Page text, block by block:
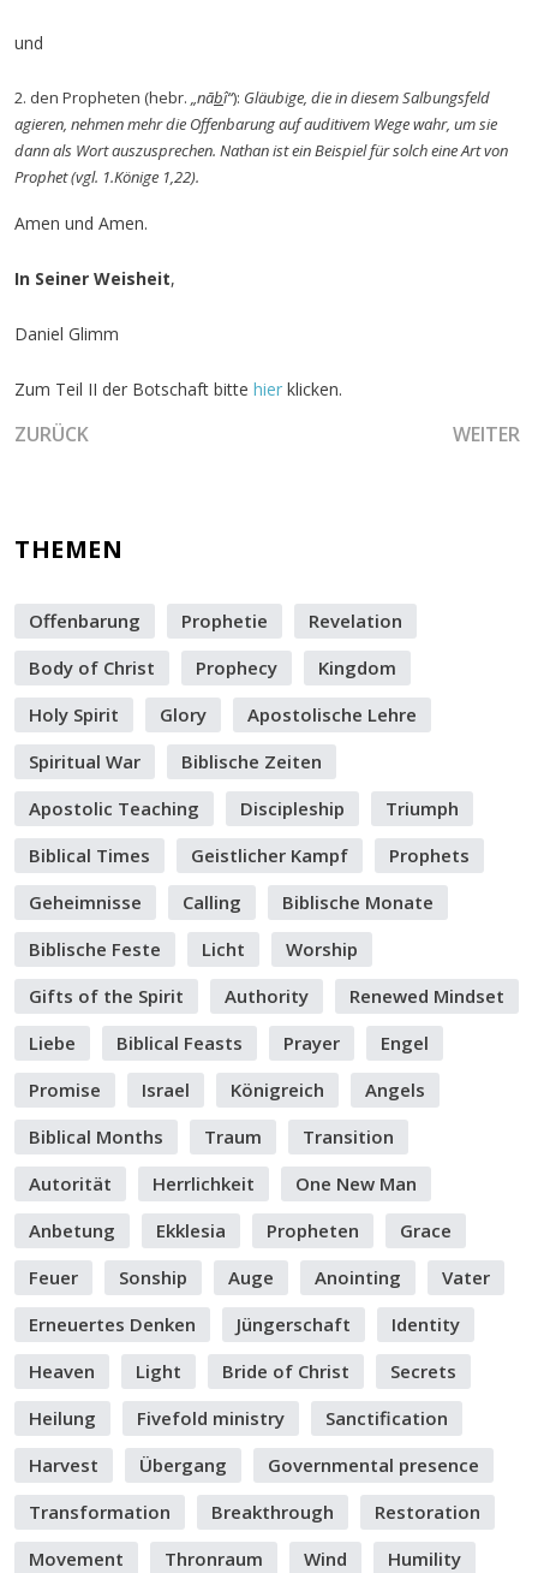
und
2. den Propheten (hebr. „nābî“): Gläubige, die in diesem Salbungsfeld
agieren, nehmen mehr die Offenbarung auf auditivem Wege wahr, um sie
dann als Wort auszusprechen. Nathan ist ein Beispiel für solch eine Art von
Prophet (vgl. 1.Könige 1,22).
Amen und Amen.
In Seiner Weisheit,
Daniel Glimm
Zum Teil II der Botschaft bitte hier klicken.
VORHERIGER BEITRAG: GOTTES BEWEGUNG ZWISCHEN
ZURÜCK WEITER
THEMEN
Offenbarung Prophetie
Revelation
Body of Christ
Prophecy
Kingdom
Holy Spirit
Glory
Apostolische Lehre
Spiritual War
Biblische Zeiten
Apostolic Teaching
Discipleship
Triumph
Biblical Times
Geistlicher Kampf
Prophets
Geheimnisse
Calling
Biblische Monate
Biblische Feste
Licht
Worship
Gifts of the Spirit
Authority
Renewed Mindset
Liebe
Biblical Feasts Prayer
Engel
Promise
Israel Königreich
Angels
Biblical Months
Traum
Transition
Autorität
Herrlichkeit
One New Man
Anbetung
Ekklesia Propheten
Grace
Feuer
Sonship Auge Anointing
Vater
Erneuertes Denken
Jüngerschaft
Identity
Heaven
Light Bride of Christ
Secrets
Heilung
Fivefold ministry
Sanctification
Harvest
Übergang
Governmental presence
Transformation
Breakthrough
Restoration
Movement
Thronraum Wind Humility